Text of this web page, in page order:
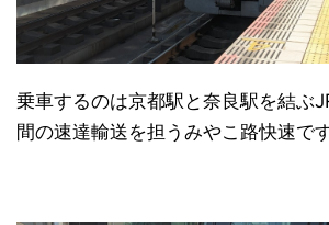
乗車するのは京都駅と奈良駅を結ぶ
間の速達輸送を担うみやこ路快速です